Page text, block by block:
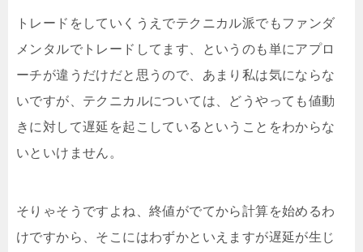
トレードをしていくうえでテクニカル派でもファンダ
メンタルでトレードしてます、というのも単にアプロ
ーチが違うだけだと思うので、あまり私は気にならな
いですが、テクニカルについては、どうやっても値動
きに対して遅延を起こしているということをわからな
いといけません。
そりゃそうですよね、終値がでてから計算を始めるわ
けですから、そこにはわずかといえますが遅延が生じ